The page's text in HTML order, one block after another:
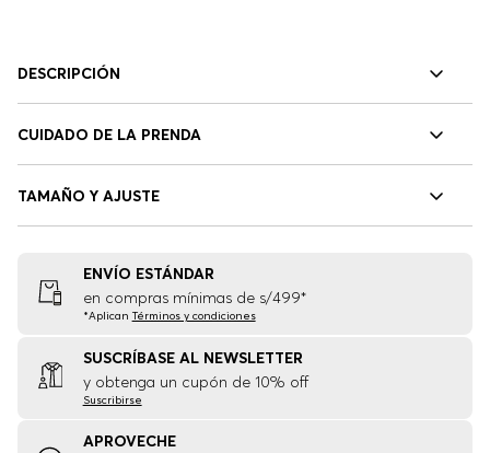
DESCRIPCIÓN
CUIDADO DE LA PRENDA
TAMAÑO Y AJUSTE
ENVÍO ESTÁNDAR
en compras mínimas de s/499*
*Aplican Términos y condiciones
SUSCRÍBASE AL NEWSLETTER
y obtenga un cupón de 10% off
Suscribirse
APROVECHE